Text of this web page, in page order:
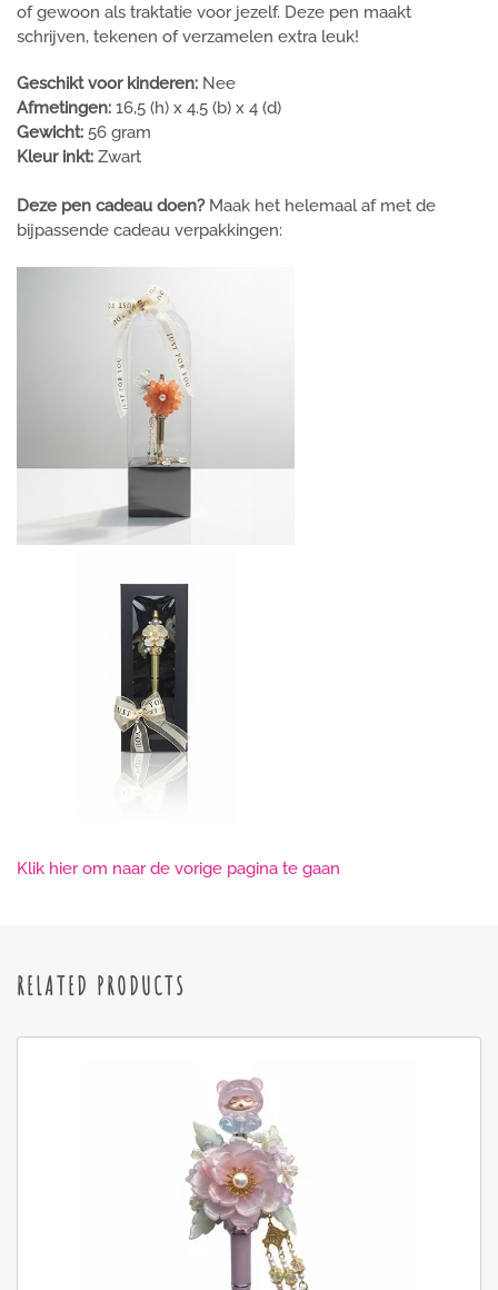
of gewoon als traktatie voor jezelf. Deze pen maakt
schrijven, tekenen of verzamelen extra leuk!
Geschikt voor kinderen: Nee
Afmetingen: 16,5 (h) x 4.5 (b) x 4 (d)
Gewicht: 56 gram
Kleur inkt: Zwart
Deze pen cadeau doen?Maak het helemaal af met de
bijpassende cadeau verpakkingen:
Klik hier om naar de vorige pagina te gaan
RELATED PRODUCTS